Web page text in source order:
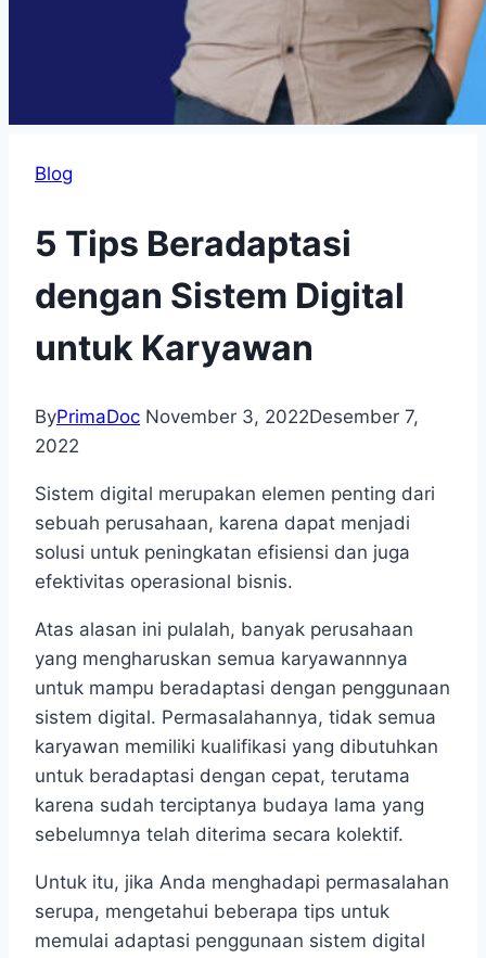
Blog
5 Tips Beradaptasi
dengan Sistem Digital
untuk Karyawan
ByPrimaDoc November 3, 2022Desember 7,
2022
Sistem digital merupakan elemen penting dari
sebuah perusahaan, karena dapat menjadi
solusi untuk peningkatan efisiensi dan juga
efektivitas operasional bisnis.
Atas alasan ini pulalah, banyak perusahaan
yang mengharuskan semua karyawannnya
untuk mampu beradaptasi dengan penggunaan
sistem digital. Permasalahannya, tidak semua
karyawan memiliki kualifikasi yang dibutuhkan
untuk beradaptasi dengan cepat, terutama
karena sudah terciptanya budaya lama yang
sebelumnya telah diterima secara kolektif.
Untuk itu, jika Anda menghadapi permasalahan
serupa, mengetahui beberapa tips untuk
memulai adaptasi penggunaan sistem digital